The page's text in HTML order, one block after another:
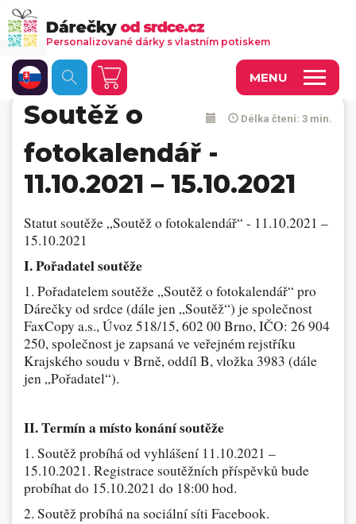
MENU
Fotoobrazy a dekorace
Kalendáře s vlastními fotkami
Trička a oděvy
Personalizované hry
Přívěsky, dog tagy, odznaky
Tašky, vaky, ruksaky
Dárečky
+420 516 770 521 eshop@faxcopy.cz
Úvod Produkty
Novinky Blog
Personalizované dárky s vlastním potiskem
Délka čtení: 3 min.
Soutěž o
fotokalendář -
11.10.2021 – 15.10.2021
Statut soutěže „Soutěž o fotokalendář“ - 11.10.2021 –
15.10.2021
I. Pořadatel soutěže
1. Pořadatelem soutěže „Soutěž o fotokalendář“ pro
Dárečky od srdce (dále jen „Soutěž“) je společnost
FaxCopy a.s., Úvoz 518/15, 602 00 Brno, IČO: 26 904
250, společnost je zapsaná ve veřejném rejstříku
Krajského soudu v Brně, oddíl B, vložka 3983 (dále
jen „Pořadatel“).
II. Termín a místo konání soutěže
1. Soutěž probíhá od vyhlášení 11.10.2021 –
15.10.2021. Registrace soutěžních příspěvků bude
probíhat do 15.10.2021 do 18:00 hod.
2. Soutěž probíhá na sociální síti Facebook.